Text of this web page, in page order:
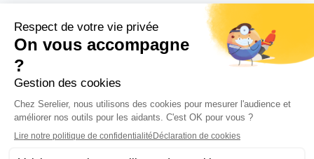
Méthodologie & sources
Politique de confidentialité
Mentions légales
Gestion des cookies